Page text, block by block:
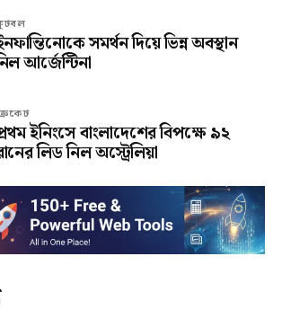
সমর্থন দিয়ে ভিন্ন অবস্থান
আর্জেন্টিনা
ইনিংসে বাংলাদেশের বিপক্ষে ৯২
লিড নিল অস্ট্রেলিয়া